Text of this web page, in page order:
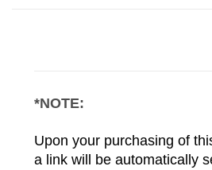
*NOTE:
Upon your purchasing of
a link will be automatically